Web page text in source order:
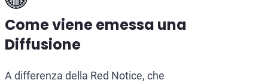
Come viene emessa una
Diffusione
A differenza della Red Notice, che